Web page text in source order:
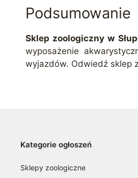
Podsumowanie
Sklep zoologiczny w
wyposażenie
wyjazdów. Odwiedź sklep
Kategorie ogłoszeń
Sklepy zoologiczne